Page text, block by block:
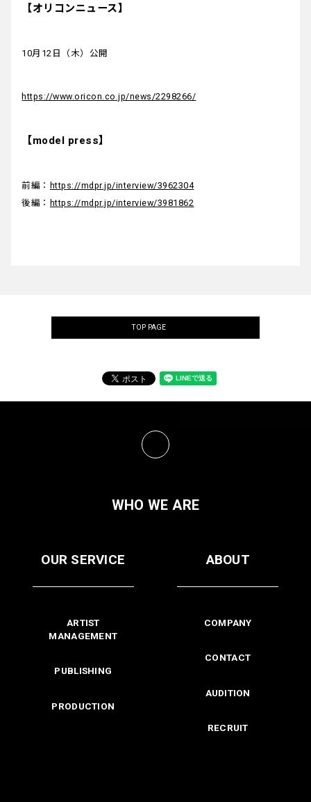
【オリコンニュース】
10月12日（木）公開
https://www.oricon.co.jp/news/2298266/
【model press】
前編： https://mdpr.jp/interview/3962304
後編： https://mdpr.jp/interview/3981862
TOP PAGE
WHO WE ARE
OUR SERVICE
ARTIST
MANAGEMENT
PUBLISHING
PRODUCTION
ABOUT
COMPANY
CONTACT
AUDITION
RECRUIT